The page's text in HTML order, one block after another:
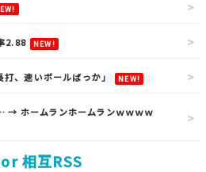
2.88 NEW!
、速いボールばっか」 NEW!
→ ホームランホームランｗｗｗｗ
相互RSS